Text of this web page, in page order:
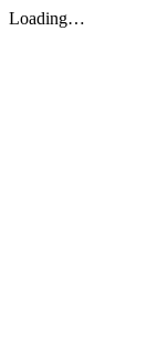
Loading…